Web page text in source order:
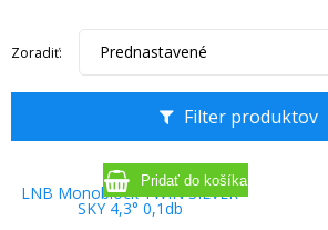
Filter produktov
Zoradiť: Prednastavené
LNB Monoblock TWIN SILVER
SKY 4,3° 0,1db